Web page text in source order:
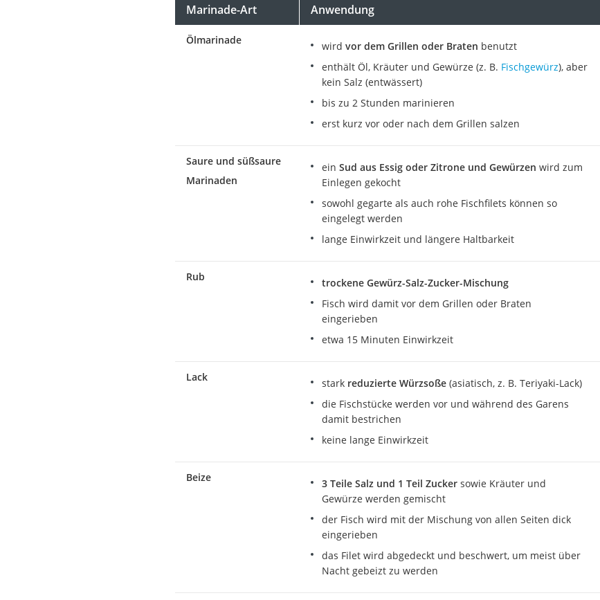
Marinade-Art Anwendung
Ölmarinade wird vor dem Grillen oder Braten benutzt
enthält Öl, Kräuter und Gewürze (z. B. Fischgewürz), aber
kein Salz (entwässert)
bis zu 2 Stunden marinieren
erst kurz vor oder nach dem Grillen salzen
Saure und süßsaure
Marinaden
ein Sud aus Essig oder Zitrone und Gewürzen wird zum
Einlegen gekocht
sowohl gegarte als auch rohe Fischfilets können so
eingelegt werden
lange Einwirkzeit und längere Haltbarkeit
Rub
trockene Gewürz-Salz-Zucker-Mischung
Fisch wird damit vor dem Grillen oder Braten
eingerieben
etwa 15 Minuten Einwirkzeit
Lack stark reduzierte Würzsoße(asiatisch, z. B. Teriyaki-Lack)
die Fischstücke werden vor und während des Garens
damit bestrichen
keine lange Einwirkzeit
Beize 3 Teile Salz und 1 Teil Zuckersowie Kräuter und
Gewürze werden gemischt
der Fisch wird mit der Mischung von allen Seiten dick
eingerieben
das Filet wird abgedeckt und beschwert, um meist über
Nacht gebeizt zu werden